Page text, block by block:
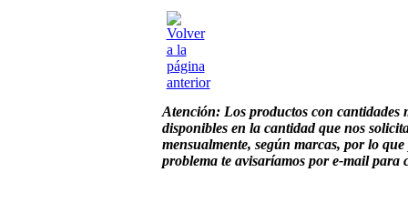
Atención:Los productos con cantidades
disponibles en la cantidad que nos
mensualmente, según marcas, por lo
problema te avisaríamos por e-mail para